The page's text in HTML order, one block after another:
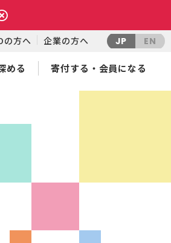
の方へ 企業の方へ JP EN
める 寄付する・会員になる